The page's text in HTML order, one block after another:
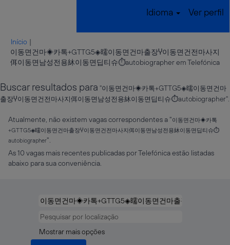
Idioma Ver perfil
Início |
이동면건마◈카톡+GTTG5◈曘이동면건마출장Ⴤ이동면건전마사지
佴이동면남성전용䊾이동면딥티슈⏱autobiographer em Telefónica
Buscar resultados para "이동면건마◈카톡+GTTG5◈曘이동면건마
출장Ⴤ이동면건전마사지佴이동면남성전용䊾이동면딥티슈⏱autobiographer".
Atualmente, não existem vagas correspondentes a "이동면건마◈카톡
+GTTG5◈曘이동면건마출장Ⴤ이동면건전마사지佴이동면남성전용䊾이동면딥티슈⏱
autobiographer".
As 10 vagas mais recentes publicadas por Telefónica estão listadas
abaixo para sua conveniência.
Mostrar mais opções